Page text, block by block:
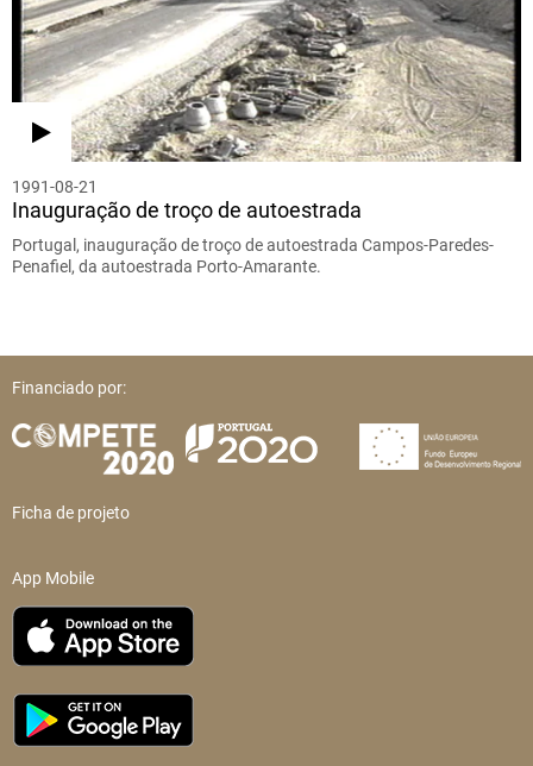
1991-08-21
Inauguração de troço de autoestrada
Portugal, inauguração de troço de autoestrada Campos-Paredes-
Penafiel, da autoestrada Porto-Amarante.
Financiado por:
Ficha de projeto
App Mobile